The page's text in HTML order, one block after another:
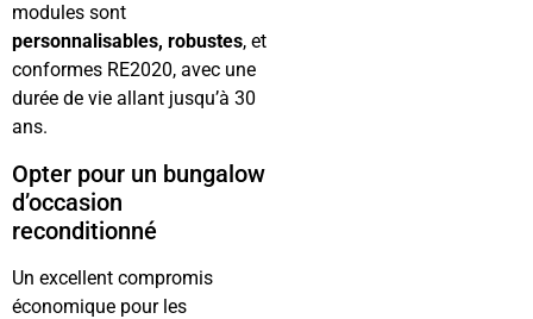
modules sont
personnalisables, robustes, et
conformes RE2020, avec une
durée de vie allant jusqu’à 30
ans.
Opter pour un bungalow
d’occasion
reconditionné
Un excellent compromis
économique pour les